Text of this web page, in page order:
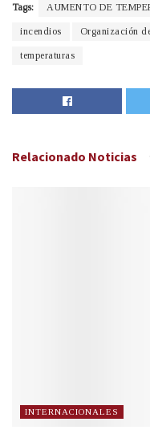
Tags: AUMENTO DE
incendios Organización
temperaturas
Relacionado Noticias
INTERNACIONALES